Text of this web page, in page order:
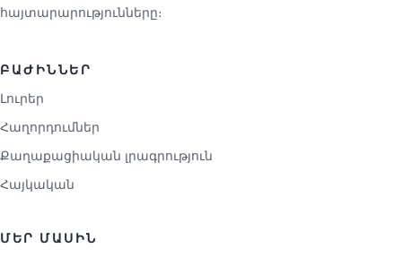
հայտարարությունները։
ԲԱԺԻՆՆԵՐ
Լուրեր
Հաղորդումներ
Քաղաքացիական լրագրություն
Հայկական
ՄԵՐ ՄԱՍԻՆ